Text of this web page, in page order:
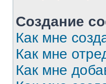
Создание
Как мне
Как мне
Как мне